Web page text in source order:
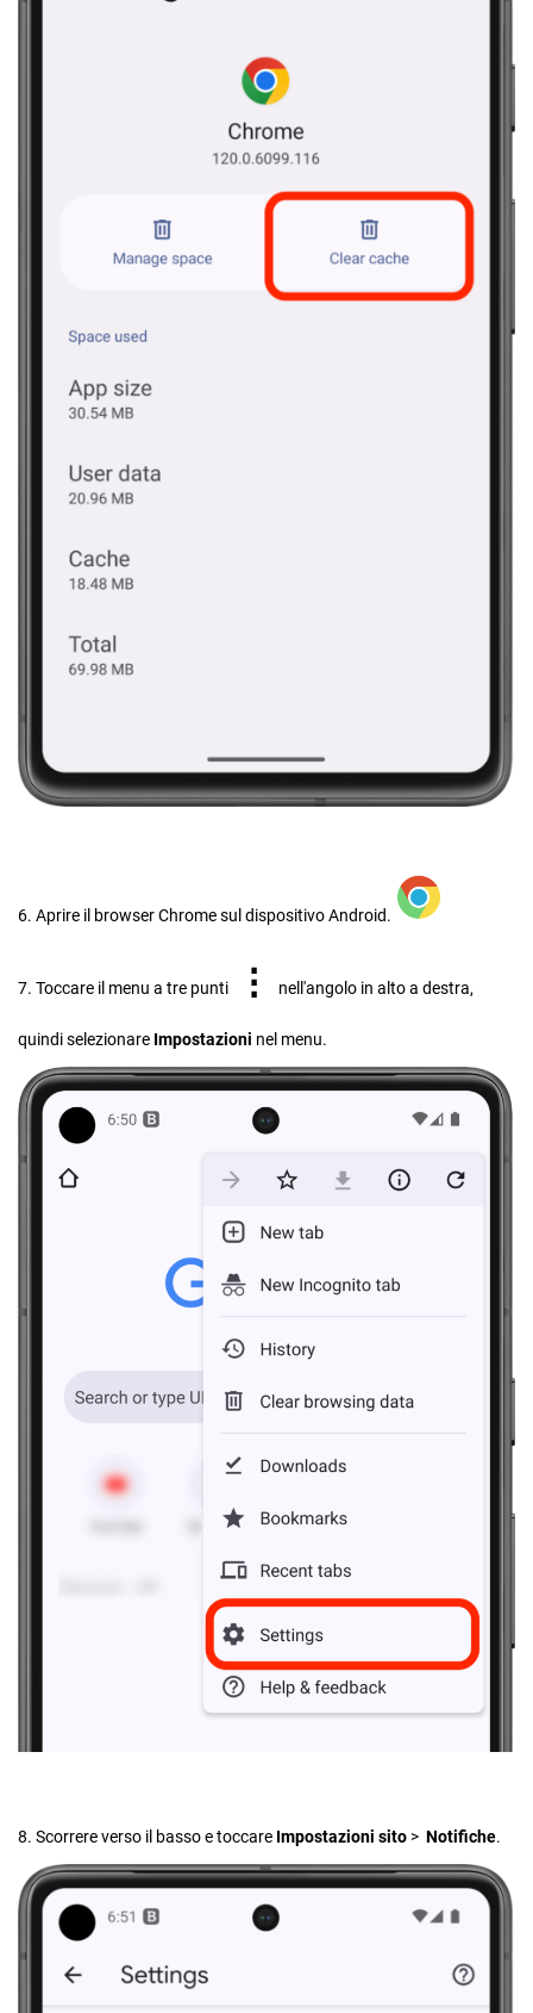
6. Aprire il browser Chrome sul dispositivo Android.
7. Toccare il menu a tre punti ⋮ nell'angolo in alto a destra,
quindi selezionare Impostazioni nel menu.
8. Scorrere verso il basso e toccare Impostazioni sito > Notifiche.